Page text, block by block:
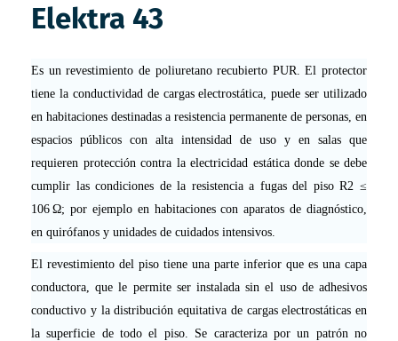
Elektra 43
Es un revestimiento de poliuretano recubierto PUR. El protector
tiene la conductividad de cargas electrostática, puede ser utilizado
en habitaciones destinadas a resistencia permanente de personas, en
espacios públicos con alta intensidad de uso y en salas que
requieren protección contra la electricidad estática donde se debe
cumplir las condiciones de la resistencia a fugas del piso R2 ≤
106 Ω; por ejemplo en habitaciones con aparatos de diagnóstico,
en quirófanos y unidades de cuidados intensivos.
El revestimiento del piso tiene una parte inferior que es una capa
conductora, que le permite ser instalada sin el uso de adhesivos
conductivo y la distribución equitativa de cargas electrostáticas en
la superficie de todo el piso. Se caracteriza por un patrón no